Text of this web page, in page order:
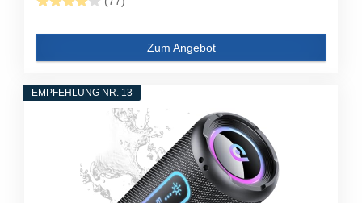
Zum Angebot
EMPFEHLUNG NR. 13